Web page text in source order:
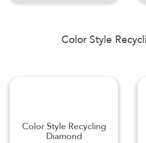
Color Style
Color Style Recycling
Diamond